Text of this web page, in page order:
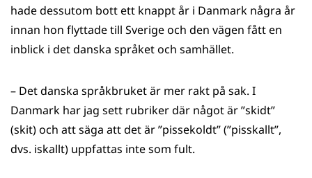
hade dessutom bott ett knappt år i Danmark några år
innan hon flyttade till Sverige och den vägen fått en
inblick i det danska språket och samhället.
– Det danska språkbruket är mer rakt på sak. I
Danmark har jag sett rubriker där något är ”skidt”
(skit) och att säga att det är ”pissekoldt” (”pisskallt”,
dvs. iskallt) uppfattas inte som fult.